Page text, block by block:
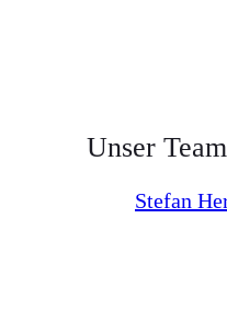
Unser
Stefan